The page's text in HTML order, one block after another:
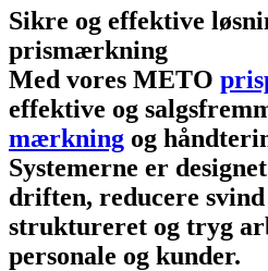
Sikre og effektive
prismærkning
Med vores METO
effektive og
mærkning og
Systemerne er
driften, reducere svind
struktureret og tryg
personale og kunder.